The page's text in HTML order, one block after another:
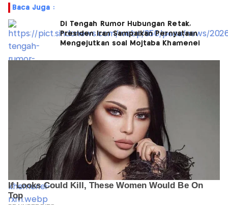
Baca Juga :
Di Tengah Rumor Hubungan Retak,
Presiden Iran Sampaikan Pernyataan
Mengejutkan soal Mojtaba Khamenei